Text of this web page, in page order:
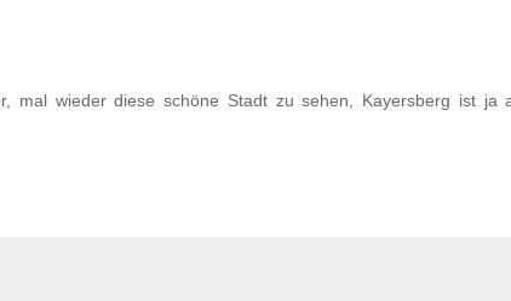
mal wieder diese schöne Stadt zu sehen, Kayersberg ist ja